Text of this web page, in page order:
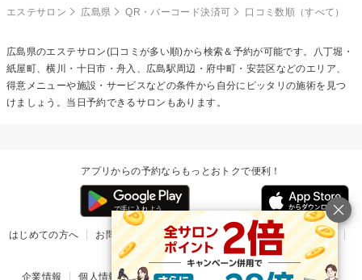
エステサロン 広島県 QR・バーコード決済可 口コミ数順（すべて）
広島県のエステサロン(口コミが多い順)から検索＆予約が可能です。八丁堀・
紙屋町、横川・十日市・舟入、広島駅周辺・府中町・安芸区などのエリア、
得意メニューや施設・サービスなどの条件から自分にピッタリの施術を見つ
けましょう。当日予約できるサロンもあります。
アプリからの予約ならもっとおトクで便利！
はじめての方へ お問い合わせ ヘルプ リリース情報
利用規約
掲載ご希望のサロン様
企業情報 個人情報保護方針 楽天のサービス一覧 アプリ一覧